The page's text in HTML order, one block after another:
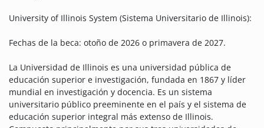
University of Illinois System (Sistema Universitario de Illinois):
Fechas de la beca: otoño de 2026 o primavera de 2027.
La Universidad de Illinois es una universidad pública de
educación superior e investigación, fundada en 1867 y líder
mundial en investigación y docencia. Es un sistema
universitario público preeminente en el país y el sistema de
educación superior integral más extenso de Illinois.